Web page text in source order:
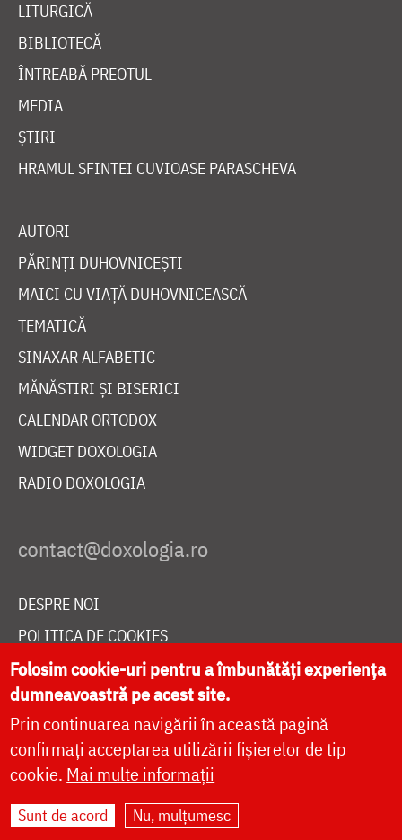
LITURGICĂ
BIBLIOTECĂ
ÎNTREABĂ PREOTUL
MEDIA
ȘTIRI
HRAMUL SFINTEI CUVIOASE PARASCHEVA
AUTORI
PĂRINȚI DUHOVNICEȘTI
MAICI CU VIAȚĂ DUHOVNICEASCĂ
TEMATICĂ
SINAXAR ALFABETIC
MĂNĂSTIRI ȘI BISERICI
CALENDAR ORTODOX
WIDGET DOXOLOGIA
RADIO DOXOLOGIA
DESPRE NOI
POLITICA DE COOKIES
DONEAZĂ ONLINE PENTRU CATEDRALA NAȚIONALĂ
LIVE
Site dezvoltat deDOXOLOGIA MEDIA
Folosim cookie-uri pentru a îmbunătăți experiența
dumneavoastră pe acest site.
Prin continuarea navigării în această pagină
confirmați acceptarea utilizării fișierelor de tip
cookie. Mai multe informații
Sunt de acord Nu, mulțumesc